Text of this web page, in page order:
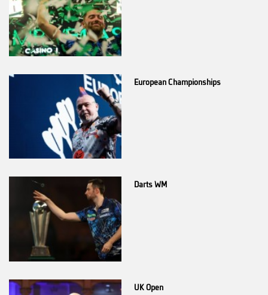
European Championships
Darts WM
UK Open